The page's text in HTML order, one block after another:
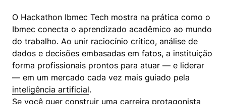
O Hackathon Ibmec Tech mostra na prática como o
Ibmec conecta o aprendizado acadêmico ao mundo
do trabalho. Ao unir raciocínio crítico, análise de
dados e decisões embasadas em fatos, a instituição
forma profissionais prontos para atuar — e liderar
inteligência artificial.
Se você quer construir uma carreira protagonista